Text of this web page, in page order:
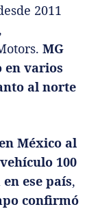
2011
MG
en varios
al norte
México al
100
ese país,
confirmó